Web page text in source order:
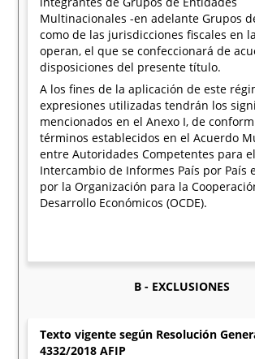
Multinacionales -en adelante Grupos
como de las jurisdicciones fiscales en
operan, el que se confeccionará de
disposiciones del presente título.
A los fines de la aplicación de este
expresiones utilizadas tendrán los
mencionados en el Anexo I, de
términos establecidos en el Acuerdo
entre Autoridades Competentes para el
Intercambio de Informes País por País
por la Organización para la
Desarrollo Económicos (OCDE).
B - EXCLUSIONES
Texto vigente según Resolución
4332/2018 AFIP